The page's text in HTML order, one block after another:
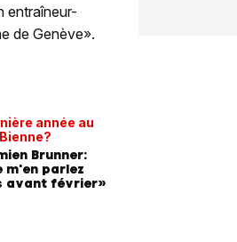
entraîneur-
de Genève».
année au
Brunner:
m'en parlez
avant février»